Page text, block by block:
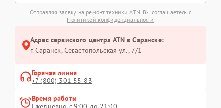
Отправляя заявку на ремонт техники ATN, Вы соглашаетесь с
Политикой конфиденциальности
Адрес сервисного центра ATN в Саранске:
г. Саранск, Севастопольская ул., 7/1
Горячая линия
+7 (800) 301-55-83
Время работы
Ежедневно с 9:00 до 21:00